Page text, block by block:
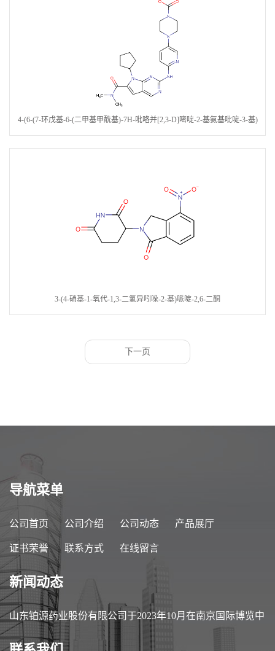
4-(6-(7-环戊基-6-(二甲基甲酰基)-7H-吡咯并[2,3-D]嘧啶-2-基氨基吡啶-3-基)
哌嗪-1-羧酸叔丁酯
3-(4-硝基-1-氧代-1,3-二氢异吲哚-2-基)哌啶-2,6-二酮
下一页
导航菜单
公司首页 公司介绍 公司动态 产品展厅
证书荣誉 联系方式 在线留言
新闻动态
山东铂源药业股份有限公司于2023年10月在南京国际博览中
心参加第89届中国医药原料药/中间体/包装/设备交易会